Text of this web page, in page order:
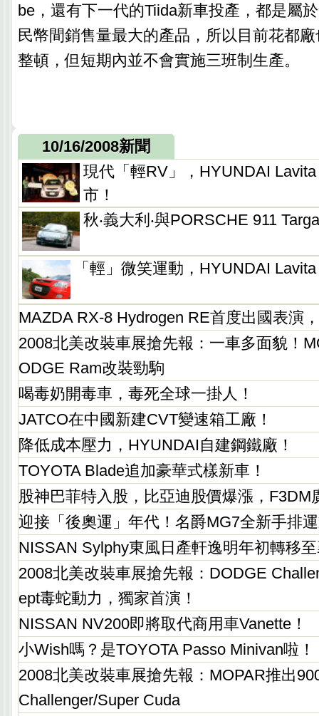
be，還有下一代的Tiida新車投產，都是屬
民幣間銷售量最大的產品，所以目前花都
整頓，但短期內並不會實施三班制生產。
10/16/2008新聞
現代「輕RV」，HYUNDAI
市！
秋‧義大利‧與PORSCHE 911
「輕」微笑運動，HYUNDAI
MAZDA RX-8 Hydrogen RE首度出國表演
2008北美改裝車展搶先報：一車多面貌！
ODGE Ram改裝勁駒
喝毒奶開毒車，毒死全球一掛人！
JATCO在中國新建CVT變速箱工廠！
降低成本壓力，HYUNDAI自建鋼鐵廠！
TOYOTA Blade追加豪華式樣新車！
股神巴菲特入股，比亞迪股價爆漲，F3DM
迎接「後奧運」年代！名爵MG7全新手排
NISSAN Sylphy東風日產軒逸明年初轉移
2008北美改裝車展搶先報：DODGE
ept毒蛇動力，獨家首演！
NISSAN NV200即將取代商用車Vanette！
小Wish嗎？是TOYOTA Passo Minivan啦！
2008北美改裝車展搶先報：MOPAR推出
Challenger/Super Cuda